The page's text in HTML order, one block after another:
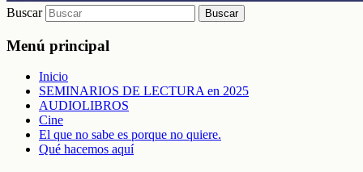
Buscar
Menú principal
Inicio
SEMINARIOS DE LECTURA en 2025
AUDIOLIBROS
Cine
El que no sabe es porque no quiere.
Qué hacemos aquí